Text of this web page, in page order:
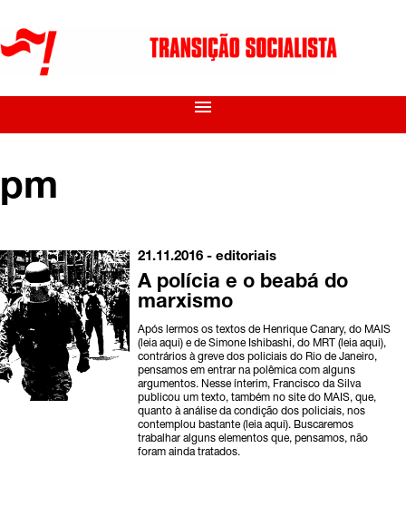
menu
pm
21.11.2016 -editoriais
A polícia e o beabá do
marxismo
Após lermos os textos de Henrique Canary, do MAIS
(leia aqui) e de Simone Ishibashi, do MRT (leia aqui),
contrários à greve dos policiais do Rio de Janeiro,
pensamos em entrar na polêmica com alguns
argumentos. Nesse ínterim, Francisco da Silva
publicou um texto, também no site do MAIS, que,
quanto à análise da condição dos policiais, nos
contemplou bastante (leia aqui). Buscaremos
trabalhar alguns elementos que, pensamos, não
foram ainda tratados.